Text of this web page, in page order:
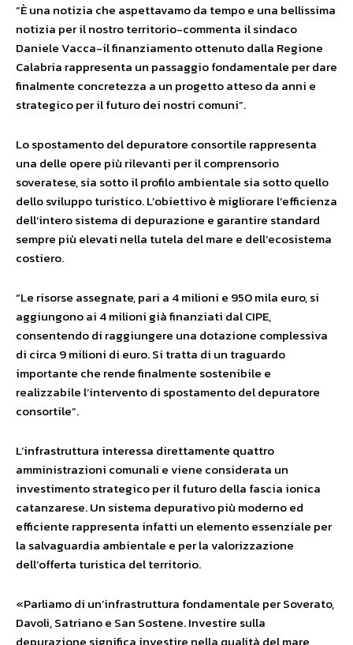
“È una notizia che aspettavamo da tempo e una bellissima
notizia per il nostro territorio-commenta il sindaco
Daniele Vacca-il finanziamento ottenuto dalla Regione
Calabria rappresenta un passaggio fondamentale per dare
finalmente concretezza a un progetto atteso da anni e
strategico per il futuro dei nostri comuni”.
Lo spostamento del depuratore consortile rappresenta
una delle opere più rilevanti per il comprensorio
soveratese, sia sotto il profilo ambientale sia sotto quello
dello sviluppo turistico. L’obiettivo è migliorare l’efficienza
dell’intero sistema di depurazione e garantire standard
sempre più elevati nella tutela del mare e dell’ecosistema
costiero.
“Le risorse assegnate, pari a 4 milioni e 950 mila euro, si
aggiungono ai 4 milioni già finanziati dal CIPE,
consentendo di raggiungere una dotazione complessiva
di circa 9 milioni di euro. Si tratta di un traguardo
importante che rende finalmente sostenibile e
realizzabile l’intervento di spostamento del depuratore
consortile”.
L’infrastruttura interessa direttamente quattro
amministrazioni comunali e viene considerata un
investimento strategico per il futuro della fascia ionica
catanzarese. Un sistema depurativo più moderno ed
efficiente rappresenta infatti un elemento essenziale per
la salvaguardia ambientale e per la valorizzazione
dell’offerta turistica del territorio.
«Parliamo di un’infrastruttura fondamentale per Soverato,
Davoli, Satriano e San Sostene. Investire sulla